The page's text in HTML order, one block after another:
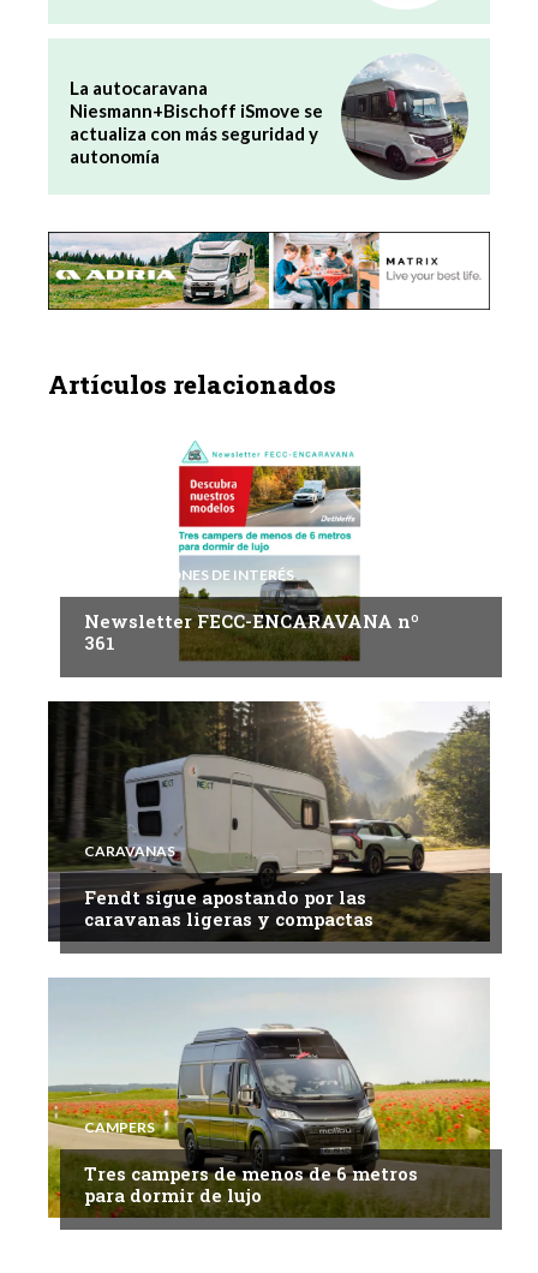
La autocaravana
Niesmann+Bischoff iSmove se
actualiza con más seguridad y
autonomía
Artículos relacionados
INFORMACIONES DE INTERÉS
Newsletter FECC-ENCARAVANA nº
361
CARAVANAS
Fendt sigue apostando por las
caravanas ligeras y compactas
CAMPERS
Tres campers de menos de 6 metros
para dormir de lujo